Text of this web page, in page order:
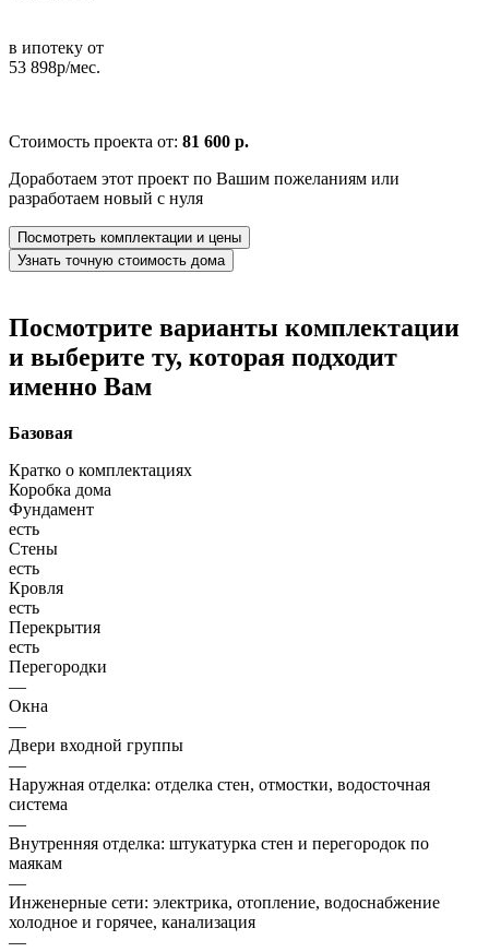
в ипотеку от
53 898р/мес.
Стоимость проекта от: 81 600 р.
Доработаем этот проект по Вашим пожеланиям или
разработаем новый с нуля
Посмотреть комплектации и цены
Узнать точную стоимость дома
Посмотрите варианты комплектации
и выберите ту, которая подходит
именно Вам
Базовая
Кратко о комплектациях
Коробка дома
Фундамент
есть
Стены
есть
Кровля
есть
Перекрытия
есть
Перегородки
—
Окна
—
Двери входной группы
—
Наружная отделка: отделка стен, отмостки, водосточная
система
—
Внутренняя отделка: штукатурка стен и перегородок по
маякам
—
Инженерные сети: электрика, отопление, водоснабжение
холодное и горячее, канализация
—